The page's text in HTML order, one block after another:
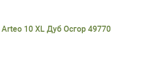
10 XL Дуб Осгор 49770